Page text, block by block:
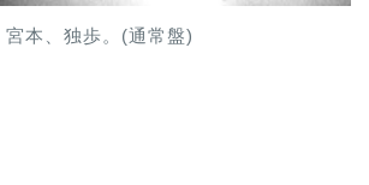
宮本、独歩。(通常盤)